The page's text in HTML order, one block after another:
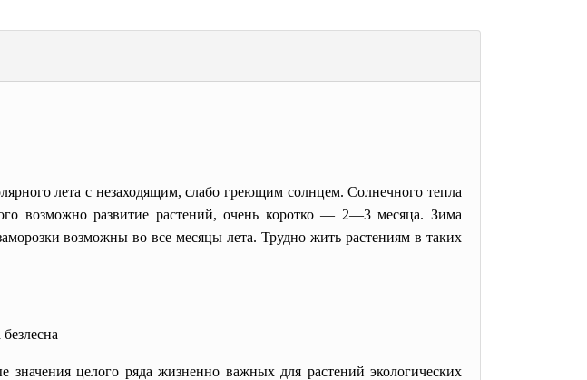
лета с незаходящим, слабо греющим солнцем. Солнечного тепла
возможно развитие растений, очень коротко — 2—3 месяца. Зима
возможны во все месяцы лета. Трудно жить растениям в таких
целого ряда жизненно важных для растений экологических